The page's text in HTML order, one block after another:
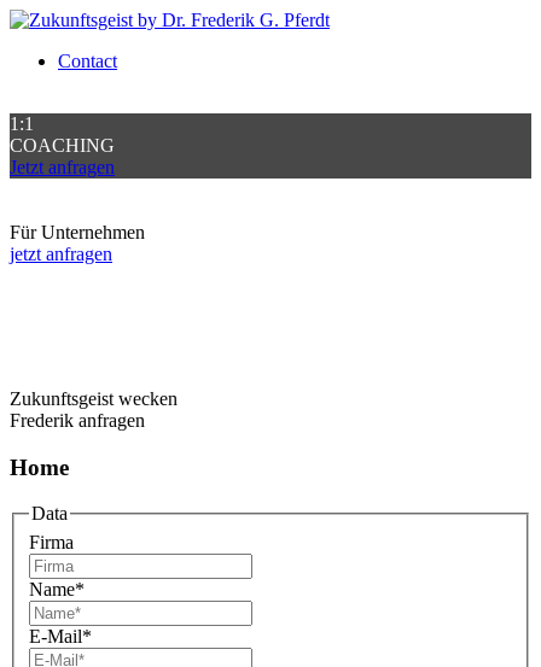
Contact
1:1
COACHING
Jetzt anfragen
Für Unternehmen
jetzt anfragen
Zukunftsgeist wecken
Frederik anfragen
Home
Data
Firma
Name*
E-Mail*